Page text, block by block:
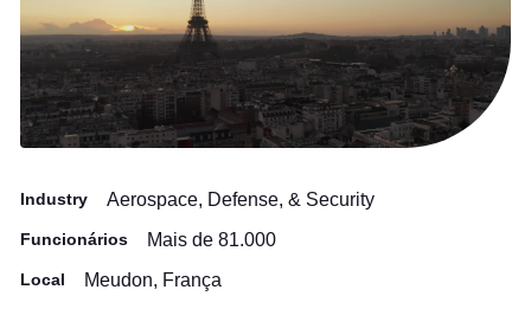
Industry Aerospace, Defense, & Security
Funcionários Mais de 81.000
Local Meudon, França